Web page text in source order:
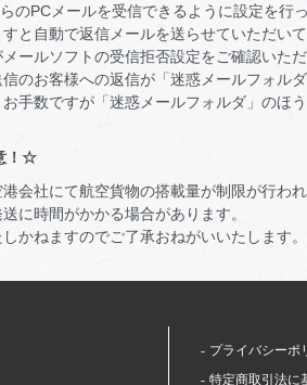
のPCメールを受信できるように設定を行っ
と自動で返信メールを送らせていただい
ールソフトの受信拒否設定をご確認いた
信のお客様への返信が「迷惑メールフォル
手数ですが「迷惑メールフォルダ」のほ
！☆
会社にて航空貨物の搭載量が制限が行われ
に時間がかかる場合があります。
かねますのでご了承おねがいいたします。
プライバシーポ
特定商取引法に